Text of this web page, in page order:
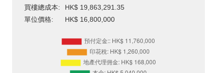
買樓總成本:
HK$ 19,863,291.35
單位價格:
HK$ 16,800,000